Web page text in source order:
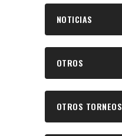
NOTICIAS
OTROS
OTROS TORNEOS